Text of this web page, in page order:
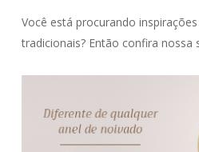
Você está procurando
tradicionais? Então confira nossa